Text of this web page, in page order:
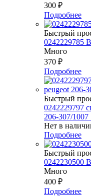
300 ₽
Подробнее
Быстрый
0242229785
Много
370 ₽
Подробнее
Быстрый
0242229797
206-307/
Нет в
Подробнее
Быстрый
0242230500
Много
400 ₽
Подробнее